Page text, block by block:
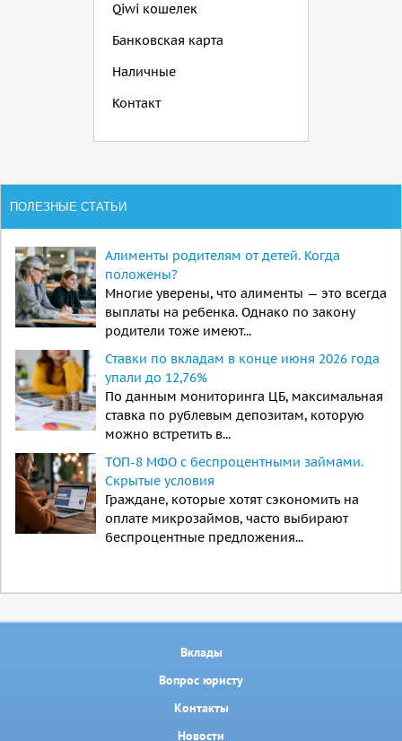
Qiwi кошелек
Банковская карта
Наличные
Контакт
ПОЛЕЗНЫЕ СТАТЬИ
Алименты родителям от детей. Когда
положены?
Многие уверены, что алименты — это всегда
выплаты на ребенка. Однако по закону
родители тоже имеют...
Ставки по вкладам в конце июня 2026 года
упали до 12,76%
По данным мониторинга ЦБ, максимальная
ставка по рублевым депозитам, которую
можно встретить в...
ТОП-8 МФО с беспроцентными займами.
Скрытые условия
Граждане, которые хотят сэкономить на
оплате микрозаймов, часто выбирают
беспроцентные предложения...
Вклады
Вопрос юристу
Контакты
Новости